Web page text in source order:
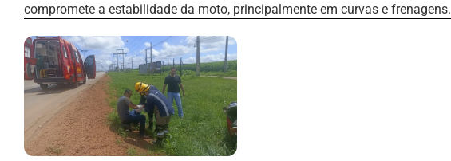
compromete a estabilidade da moto, principalmente em curvas e frenagens.